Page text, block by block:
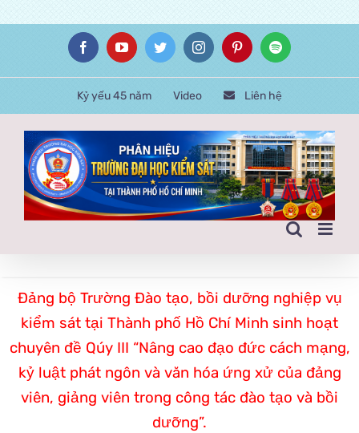
content
FacebookYouTubeTwitterInstagramPinterestSpotify
Kỷ yếu 45 năm Video Liên hệ
Đảng bộ Trường Đào tạo, bồi dưỡng nghiệp vụ
kiểm sát tại Thành phố Hồ Chí Minh sinh hoạt
chuyên đề Qúy III “Nâng cao đạo đức cách mạng,
kỷ luật phát ngôn và văn hóa ứng xử của đảng
viên, giảng viên trong công tác đào tạo và bồi
dưỡng”.